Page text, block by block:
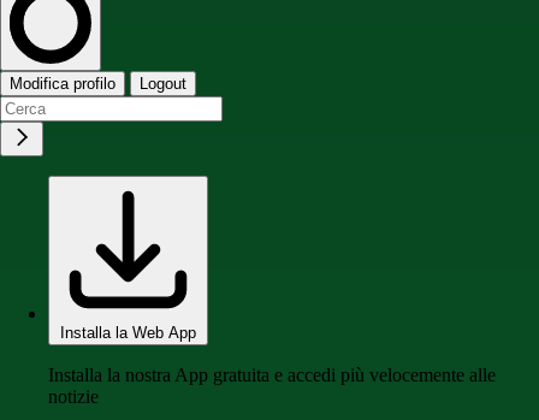
Modifica profilo Logout
Installa la Web App
Installa la nostra App gratuita e accedi più velocemente alle
notizie